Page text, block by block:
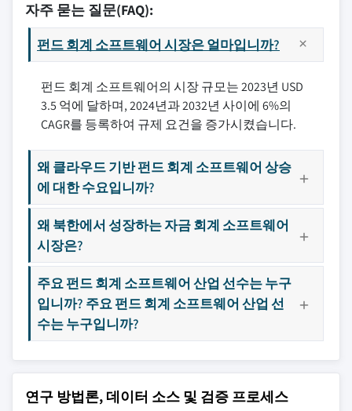
자주 묻는 질문(FAQ):
펀드 회계 소프트웨어 시장은 얼마입니까?
펀드 회계 소프트웨어의 시장 규모는 2023년 USD
3.5 억에 달하며, 2024년과 2032년 사이에 6%의
CAGR를 등록하여 규제 요건을 증가시켰습니다.
왜 클라우드 기반 펀드 회계 소프트웨어 상승
에 대한 수요입니까?
왜 북한에서 성장하는 자금 회계 소프트웨어
시장은?
주요 펀드 회계 소프트웨어 산업 선수는 누구
입니까? 주요 펀드 회계 소프트웨어 산업 선
수는 누구입니까?
연구 방법론, 데이터 소스 및 검증 프로세스